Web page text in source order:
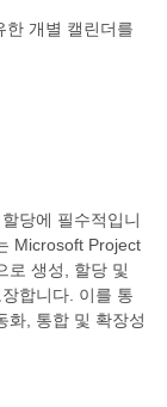
한 개별 캘린더를
당에 필수적입니
Microsoft Project
로 생성, 할당 및
합니다. 이를 통
화, 통합 및 확장성